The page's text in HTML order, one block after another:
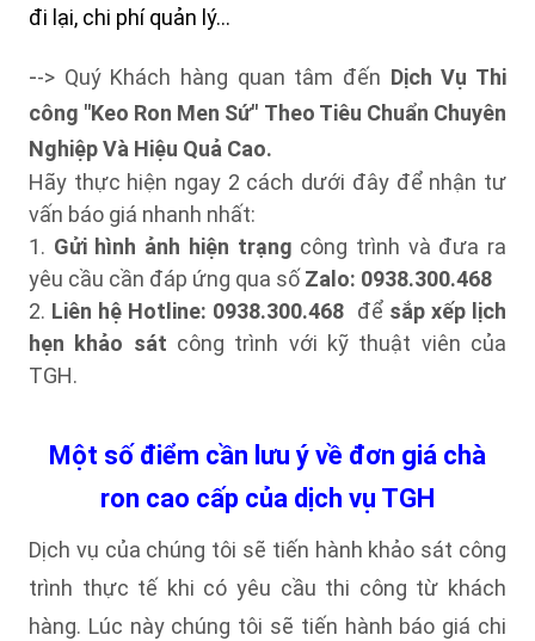
đi lại, chi phí quản lý…
--> Quý Khách hàng quan tâm đến Dịch Vụ Thi
công "Keo Ron Men Sứ" Theo Tiêu Chuẩn Chuyên
Nghiệp Và Hiệu Quả Cao.
Hãy thực hiện ngay 2 cách dưới đây để nhận tư
vấn báo giá nhanh nhất:
1. Gửi hình ảnh hiện trạng công trình và đưa ra
yêu cầu cần đáp ứng qua số Zalo: 0938.300.468
2. Liên hệ Hotline: 0938.300.468 để sắp xếp lịch
hẹn khảo sát công trình với kỹ thuật viên của
TGH.
Một số điểm cần lưu ý về đơn giá chà
ron cao cấp của dịch vụ TGH
Dịch vụ của chúng tôi sẽ tiến hành khảo sát công
trình thực tế khi có yêu cầu thi công từ khách
hàng. Lúc này chúng tôi sẽ tiến hành báo giá chi